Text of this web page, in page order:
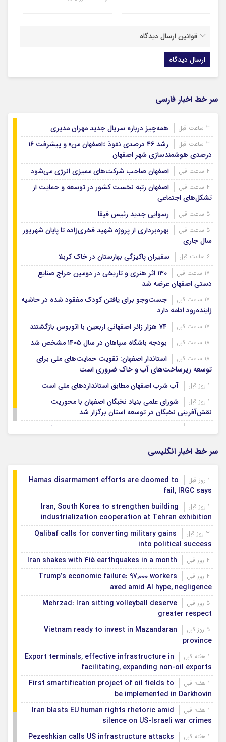
قوانین ارسال دیدگاه
سر خط اخبار فارسی
همه‌چیز درباره سریال جدید مهران مدیری
رشد ۴۶ درصدی نفوذ «اصفهان من» و پیشرفت ۱۶
درصدی هوشمندسازی شهر اصفهان
اصفهان صاحب شرکت‌های ممیزی انرژی می‌شود
اصفهان رتبه نخست کشور در توسعه و حمایت از
تشکل‌های اجتماعی
رسوایی جدید رئیس فیفا
بهره‌برداری از پروژه شهید فخری‌زاده تا پایان شهریور
سال جاری
سفیران پاکیزگی بهارستان در خاک کربلا
۱۳۰ اثر هنری و تاریخی در دومین حراج صنایع
دستی اصفهان عرضه شد
جست‌وجو برای یافتن کودک مفقود شده در حاشیه
زاینده‌رود ادامه دارد
۷۴ هزار زائر اصفهانی اربعین با اتوبوس بازگشتند
بودجه باشگاه سپاهان در سال ۱۴۰۵ مشخص شد
استاندار اصفهان: تقویت حمایت‌های ملی برای
توسعه زیرساخت‌های آب و خاک ضروری است
آب شرب اصفهان مطابق استانداردهای ملی است
شورای علمی بنیاد نخبگان اصفهان با محوریت
نقش‌آفرینی نخبگان در توسعه استان برگزار شد
شتاب‌بخشی به احداث شهرک تخصصی پوشاک اصفهان
سر خط اخبار انگلیسی
Hamas disarmament efforts are doomed to
fail, IRGC says
Iran, South Korea to strengthen building
industrialization cooperation at Tehran exhibition
Qalibaf calls for converting military gains
into political success
Iran shakes with 415 earthquakes in a month
Trump’s economic failure: 97,000 workers
axed amid AI hype, negligence
Mehrzad: Iran sitting volleyball deserve
greater respect
Vietnam ready to invest in Mazandaran
province
Export terminals, effective infrastructure in
facilitating, expanding non-oil exports
First smartification project of oil fields to
be implemented in Darkhovin
Iran blasts EU human rights rhetoric amid
silence on US-Israeli war crimes
Pezeshkian calls US infrastructure attacks